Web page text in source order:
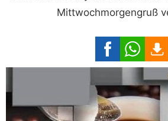
Mittwochmorgengruß